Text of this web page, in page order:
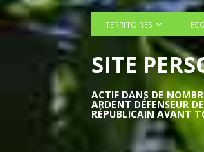
TERRITOIRES
SITE
ACTIF DANS DE
ARDENT DÉFENSEUR
RÉPUBLICAIN AVANT